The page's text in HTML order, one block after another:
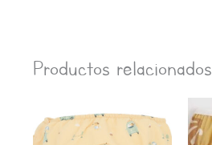
Productos relacionados
Este
producto